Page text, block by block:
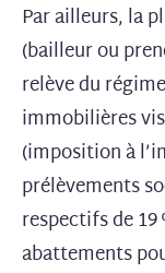
Par ailleurs, la
(bailleur ou
relève du
immobilières
(imposition à
prélèvements
respectifs de
abattements